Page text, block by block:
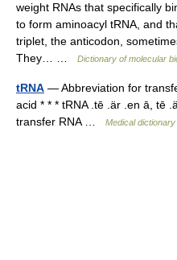
weight RNAs that specifically
to form aminoacyl tRNA, and
triplet, the anticodon,
They… …
Dictionary of molecular
tRNA — Abbreviation for
acid * * * tRNA .tē .är .en ā, tē
transfer RNA …
Medical dictionary